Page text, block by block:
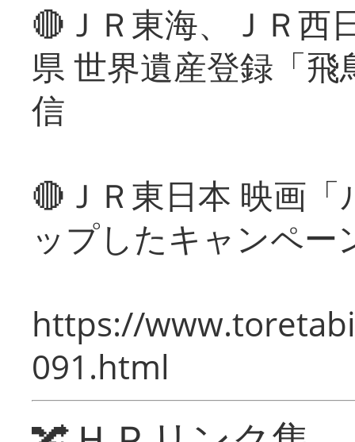
🔴ＪＲ東海、ＪＲ西
県 世界遺産登録「
信
🔴ＪＲ東日本 映画
ップしたキャンペー
https://
091.html